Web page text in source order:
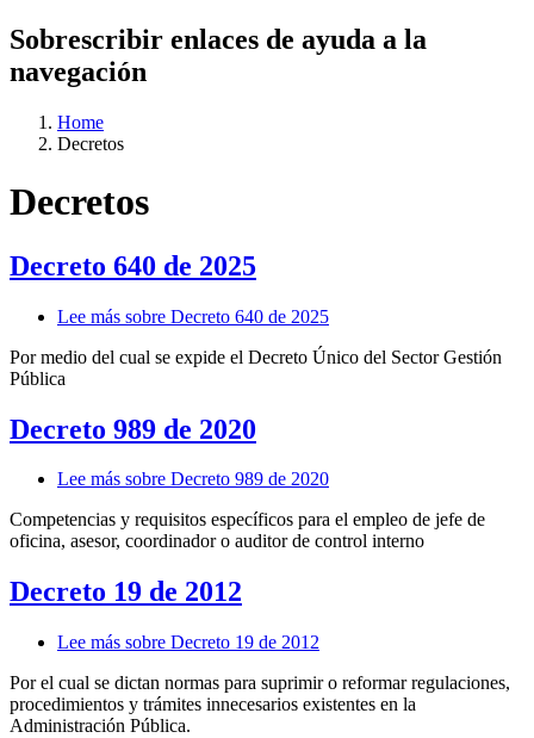
Sobrescribir enlaces de ayuda a la
navegación
Home
Decretos
Decretos
Decreto 640 de 2025
Lee más sobre Decreto 640 de 2025
Por medio del cual se expide el Decreto Único del Sector Gestión
Pública
Decreto 989 de 2020
Lee más sobre Decreto 989 de 2020
Competencias y requisitos específicos para el empleo de jefe de
oficina, asesor, coordinador o auditor de control interno
Decreto 19 de 2012
Lee más sobre Decreto 19 de 2012
Por el cual se dictan normas para suprimir o reformar regulaciones,
procedimientos y trámites innecesarios existentes en la
Administración Pública.